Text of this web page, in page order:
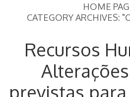
HOME
CATEGORY ARCHIVES:
Recursos
previstas